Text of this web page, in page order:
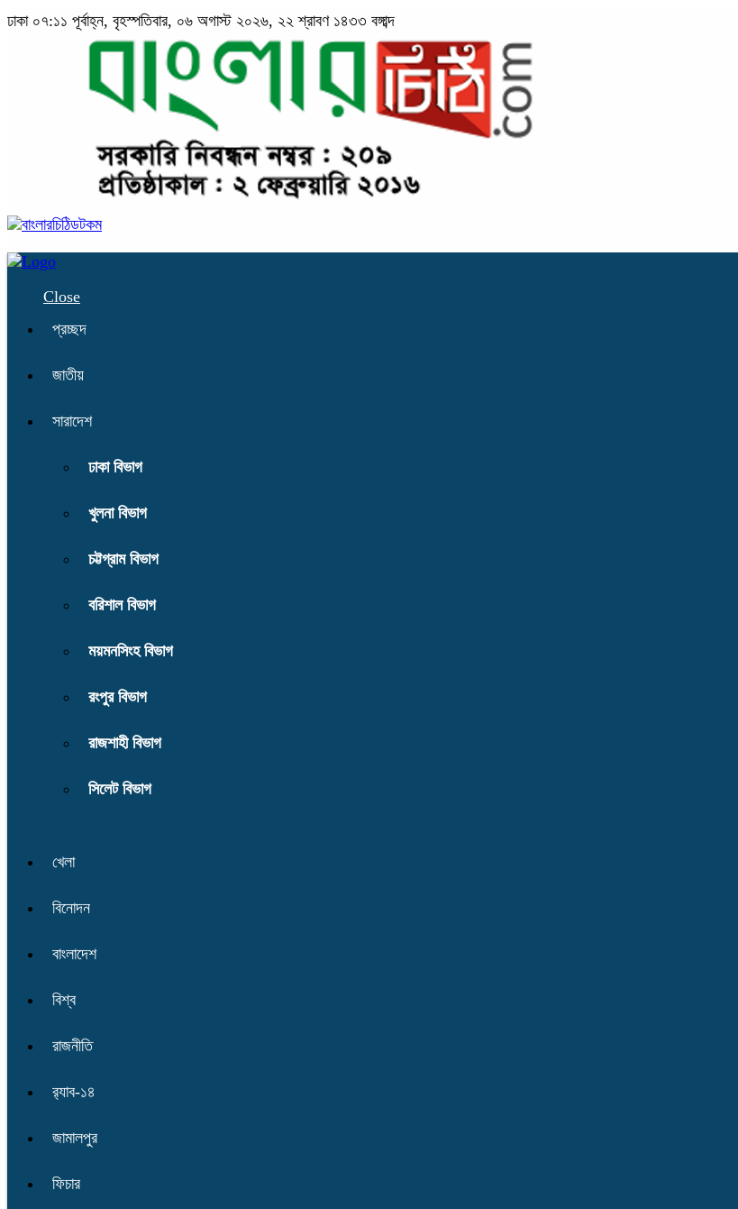
ঢাকা ০৭:১১ পূর্বাহ্ন, বৃহস্পতিবার, ০৬ অগাস্ট ২০২৬, ২২ শ্রাবণ ১৪৩৩ বঙ্গাব্দ
Close
প্রচ্ছদ
জাতীয়
সারাদেশ
ঢাকা বিভাগ
খুলনা বিভাগ
চট্টগ্রাম বিভাগ
বরিশাল বিভাগ
ময়মনসিংহ বিভাগ
রংপুর বিভাগ
রাজশাহী বিভাগ
সিলেট বিভাগ
খেলা
বিনোদন
বাংলাদেশ
বিশ্ব
রাজনীতি
র‌্যাব-১৪
জামালপুর
ফিচার